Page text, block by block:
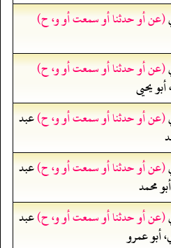
(عن أو حدثنا أو سمعت أو و، ح)
(عن أو حدثنا أو سمعت أو و، ح)
يحيى
(عن أو حدثنا أو سمعت أو و، ح)عبد
(عن أو حدثنا أو سمعت أو و، ح)عبد
محمد
(عن أو حدثنا أو سمعت أو و، ح)عبد
أبو عمرو